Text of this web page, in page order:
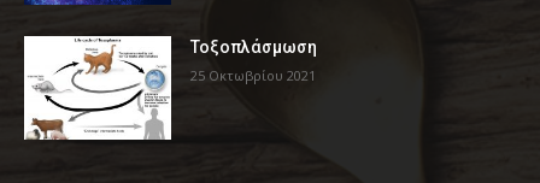
Τοξοπλάσμωση
25 Οκτωβρίου 2021